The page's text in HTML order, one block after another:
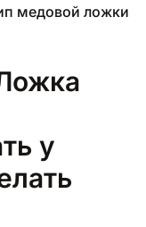
медовой ложки
у